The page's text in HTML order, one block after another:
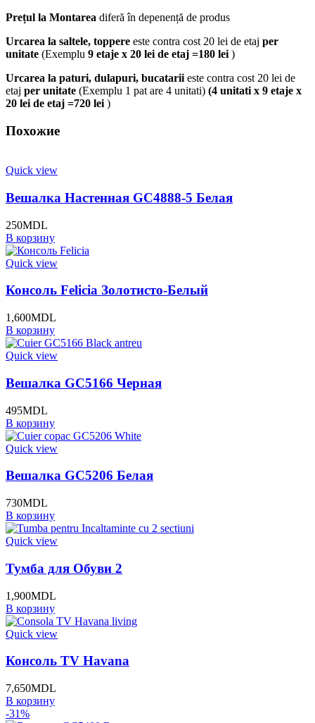
Prețul la Montarea diferă în depenență de produs
Urcarea la saltele, toppere este contra cost 20 lei de etaj per
unitate (Exemplu 9 etaje x 20 lei de etaj =180 lei )
Urcarea la paturi, dulapuri, bucatarii este contra cost 20 lei de
etaj per unitate (Exemplu 1 pat are 4 unitati) (4 unitati x 9 etaje x
20 lei de etaj =720 lei )
Похожие
Quick view
Вешалка Настенная GC4888-5 Белая
250MDL
В корзину
Quick view
Консоль Felicia Золотисто-Белый
1,600MDL
В корзину
Quick view
Вешалка GC5166 Черная
495MDL
В корзину
Quick view
Вешалка GC5206 Белая
730MDL
В корзину
Quick view
Тумба для Обуви 2
1,900MDL
В корзину
Quick view
Консоль TV Havana
7,650MDL
В корзину
-31%